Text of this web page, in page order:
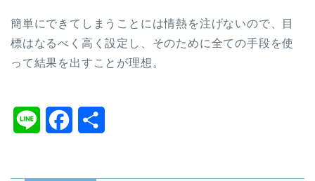
簡単にできてしまうことには情熱を注げないので、目
標はなるべく高く設定し、そのために全ての手段を使
って結果を出すことが理想。